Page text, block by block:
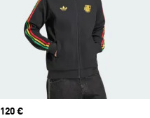
Prix
120 €